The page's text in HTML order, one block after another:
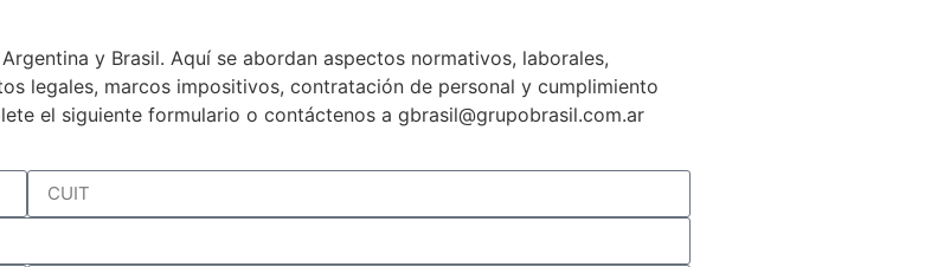
y Brasil. Aquí se abordan aspectos normativos, laborales,
legales, marcos impositivos, contratación de personal y cumplimiento
el siguiente formulario o contáctenos a gbrasil@grupobrasil.com.ar